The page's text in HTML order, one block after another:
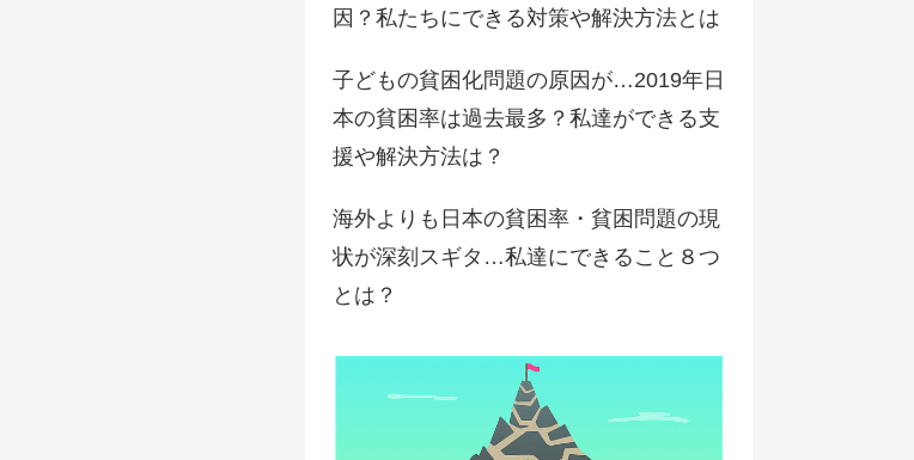
因？私たちにできる対策や解決方法とは
子どもの貧困化問題の原因が…2019年日
本の貧困率は過去最多？私達ができる支
援や解決方法は？
海外よりも日本の貧困率・貧困問題の現
状が深刻スギタ…私達にできること８つ
とは？